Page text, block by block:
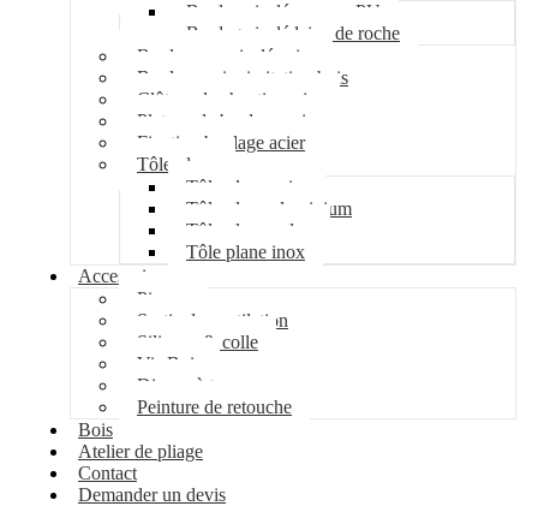
Bardage isolé mousse PU
Bardage isolé laine de roche
Bardage non isolé acier
Bardage acier imitation bois
Clôture de chantier acier
Plateau de bardage acier
Fixation bardage acier
Tôle plane
Tôle plane acier
Tôle plane aluminium
Tôle plane galva
Tôle plane inox
Accessoires
Pipeco
Sortie de ventilation
Silicone & colle
Vis Bois
Disque à tronçonner
Peinture de retouche
Bois
Atelier de pliage
Contact
Demander un devis